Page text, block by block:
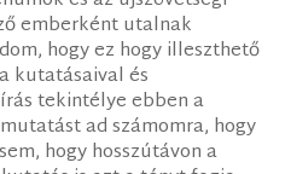
emberként utalnak
hogy ez hogy illeszthető
kutatásaival és
tekintélye ebben a
ad számomra, hogy
hogy hosszútávon a